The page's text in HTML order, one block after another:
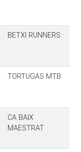
BETXI RUNNERS
TORTUGAS MTB
CA BAIX
MAESTRAT